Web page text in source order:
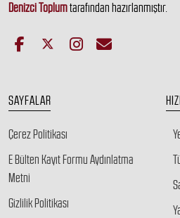
Denizci Toplumtarafından hazırlanmıştır.
SAYFALAR
Çerez Politikası
E Bülten Kayıt Formu Aydınlatma
Metni
Gizlilik Politikası